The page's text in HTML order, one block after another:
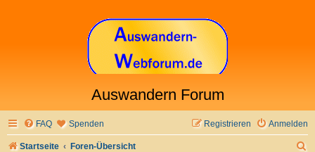
Auswandern Forum
FAQ Spenden Anmelden
Registrieren
Startseite Foren-Übersicht